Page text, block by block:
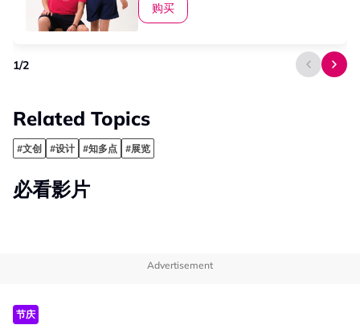
购买
1/2
Related Topics
#文创 #设计 #知多点 #展览
必看影片
Advertisement
节庆